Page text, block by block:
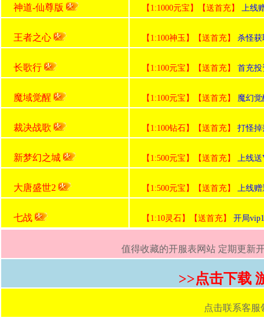
神道-仙尊版 【1:1000元宝】【送首充】 上线
王者之心 【1:100神玉】【送首充】 杀怪
长歌行 【1:100元宝】【送首充】 首充
魔域觉醒 【1:100元宝】【送首充】 魔幻
裁决战歌 【1:100钻石】【送首充】 打怪
新梦幻之城 【1:500元宝】【送首充】 上线送
大唐盛世2 【1:500元宝】【送首充】 上线赠
七战 【1:10灵石】【送首充】 开局
值得收藏的开服表网站 定期更新
>>点击下载
点击联系客服